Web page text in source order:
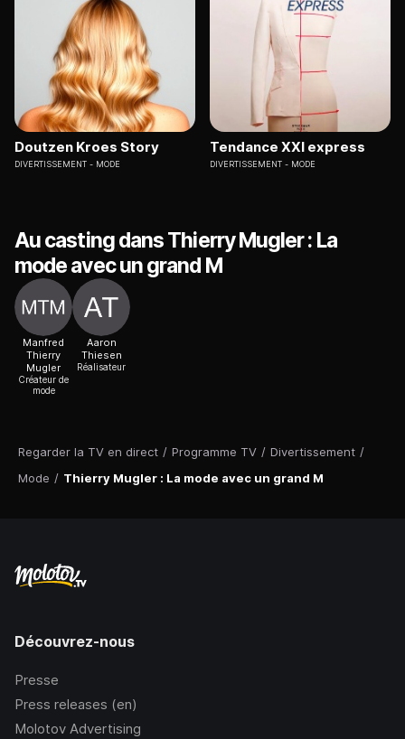
Regarder la TV en direct / Programme TV / Divertissement /
Mode / Thierry Mugler : La mode avec un grand M
Doutzen Kroes Story
DIVERTISSEMENT MODE
Tendance XXI express
DIVERTISSEMENT MODE
Au casting dans Thierry Mugler : La
mode avec un grand M
Manfred
Thierry
Mugler
Créateur de
mode
Aaron
Thiesen
Réalisateur
Découvrez-nous
Presse
Press releases (en)
Molotov Advertising